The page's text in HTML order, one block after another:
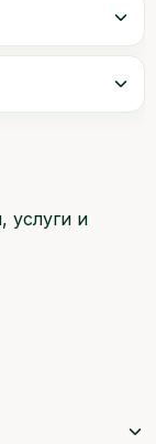
услуги и